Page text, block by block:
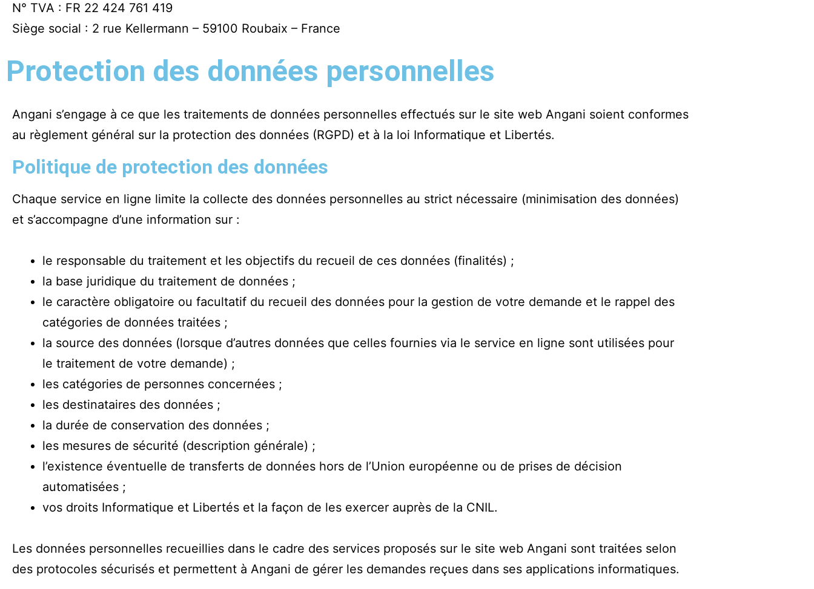
N° TVA : FR 22 424 761 419
Siège social : 2 rue Kellermann – 59100 Roubaix – France
Protection des données personnelles
Angani s’engage à ce que les traitements de données personnelles effectués sur le site web Angani soient conformes
au règlement général sur la protection des données (RGPD) et à la loi Informatique et Libertés.
Politique de protection des données
Chaque service en ligne limite la collecte des données personnelles au strict nécessaire (minimisation des données)
et s’accompagne d’une information sur :
le responsable du traitement et les objectifs du recueil de ces données (finalités) ;
la base juridique du traitement de données ;
le caractère obligatoire ou facultatif du recueil des données pour la gestion de votre demande et le rappel des
catégories de données traitées ;
la source des données (lorsque d’autres données que celles fournies via le service en ligne sont utilisées pour
le traitement de votre demande) ;
les catégories de personnes concernées ;
les destinataires des données ;
la durée de conservation des données ;
les mesures de sécurité (description générale) ;
l’existence éventuelle de transferts de données hors de l’Union européenne ou de prises de décision
automatisées ;
vos droits Informatique et Libertés et la façon de les exercer auprès de la CNIL.
Les données personnelles recueillies dans le cadre des services proposés sur le site web Angani sont traitées selon
des protocoles sécurisés et permettent à Angani de gérer les demandes reçues dans ses applications informatiques.